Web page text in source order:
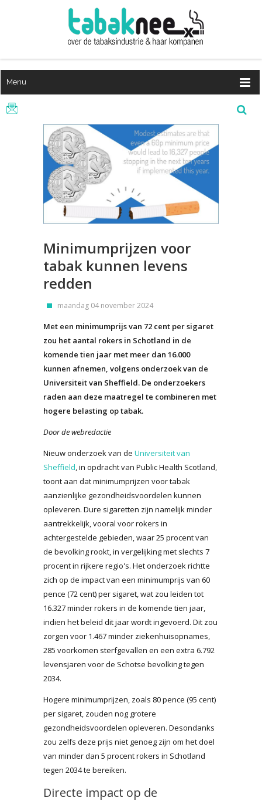
Menu
Minimumprijzen voor
tabak kunnen levens
redden
maandag 04 november 2024
Met een minimumprijs van 72 cent per sigaret
zou het aantal rokers in Schotland in de
komende tien jaar met meer dan 16.000
kunnen afnemen, volgens onderzoek van de
Universiteit van Sheffield. De onderzoekers
raden aan deze maatregel te combineren met
hogere belasting op tabak.
Door de webredactie
Nieuw onderzoek van de Universiteit van
Sheffield, in opdracht van Public Health Scotland,
toont aan dat minimumprijzen voor tabak
aanzienlijke gezondheidsvoordelen kunnen
opleveren. Dure sigaretten zijn namelijk minder
aantrekkelijk, vooral voor rokers in
achtergestelde gebieden, waar 25 procent van
de bevolking rookt, in vergelijking met slechts 7
procent in rijkere regio's. Het onderzoek richtte
zich op de impact van een minimumprijs van 60
pence (72 cent) per sigaret, wat zou leiden tot
16.327 minder rokers in de komende tien jaar,
indien het beleid dit jaar wordt ingevoerd. Dit zou
zorgen voor 1.467 minder ziekenhuisopnames,
285 voorkomen sterfgevallen en een extra 6.792
levensjaren voor de Schotse bevolking tegen
2034.
Hogere minimumprijzen, zoals 80 pence (95 cent)
per sigaret, zouden nog grotere
gezondheidsvoordelen opleveren. Desondanks
zou zelfs deze prijs niet genoeg zijn om het doel
van minder dan 5 procent rokers in Schotland
tegen 2034 te bereiken.
Directe impact op de